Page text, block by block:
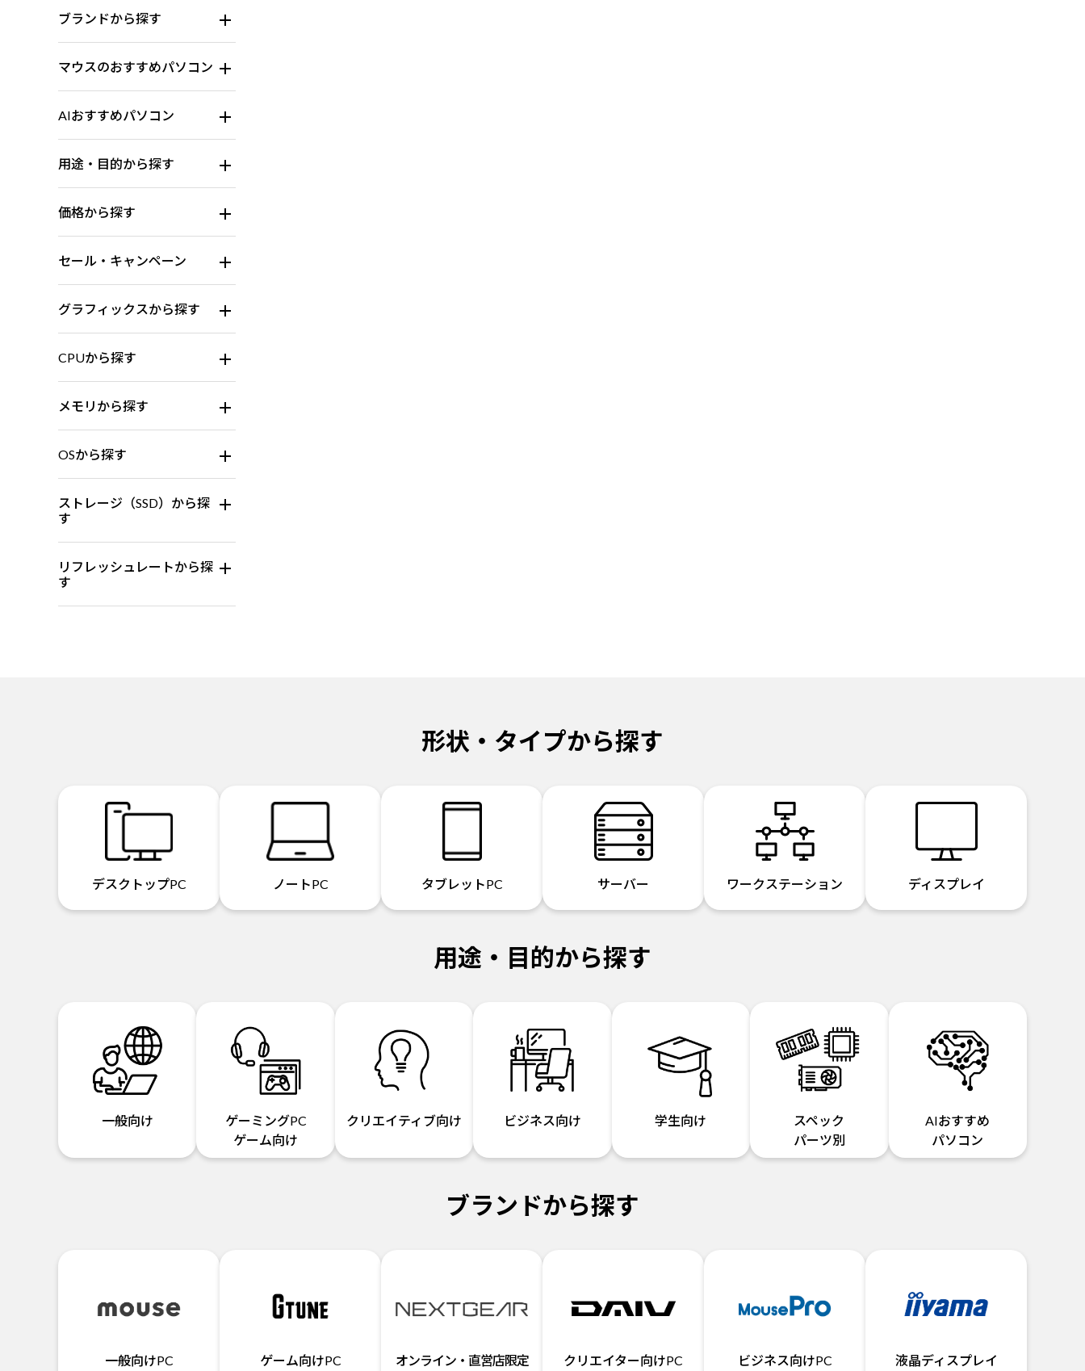
ブランドから探す
マウスのおすすめパソコン
AIおすすめパソコン
用途・目的から探す
価格から探す
セール・キャンペーン
グラフィックスから探す
CPUから探す
メモリから探す
OSから探す
ストレージ（SSD）から探
す
リフレッシュレートから探
す
形状・タイプから探す
デスクトップPC ノートPC タブレットPC サーバー ワークステーション ディスプレイ
用途・目的から探す
一般向け
ゲーミングPC
ゲーム向け
クリエイティブ向け ビジネス向け 学生向け
スペック
パーツ別
AIおすすめ
パソコン
ブランドから探す
一般向けPC ゲーム向けPC
オンライン・直営店限定
クリエイター向けPC ビジネス向けPC 液晶ディスプレイ